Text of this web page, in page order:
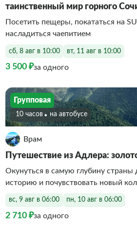
таинственный мир горного
Посетить пещеры, покататься на SUP-доске и
насладиться чаепитием
сб, 8 авг в 10:00 вт, 11 авг в 10:00
3 500 ₽за одного
Групповая
10 часов На автобусе
Врам
Путешествие из Адлера:
Окунуться в самую глубину страны
историю и почувствовать новый
вс, 9 авг в 06:00 пн, 10 авг в 06:00
2 710 ₽за одного